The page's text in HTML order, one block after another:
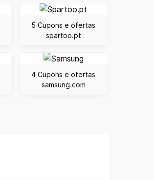
5 Cupons e ofertas
spartoo.pt
4 Cupons e ofertas
samsung.com